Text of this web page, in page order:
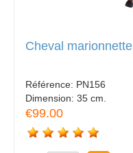
Cheval marionnette
Référence: PN156
Dimension: 35 cm.
€99.00